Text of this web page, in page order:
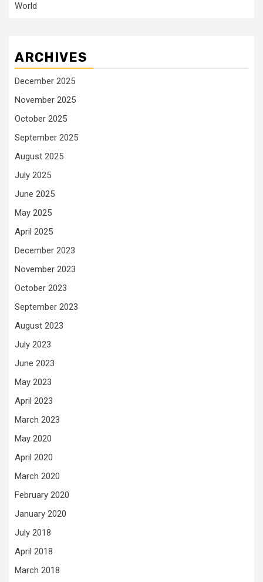
World
ARCHIVES
December 2025
November 2025
October 2025
September 2025
August 2025
July 2025
June 2025
May 2025
April 2025
December 2023
November 2023
October 2023
September 2023
August 2023
July 2023
June 2023
May 2023
April 2023
March 2023
May 2020
April 2020
March 2020
February 2020
January 2020
July 2018
April 2018
March 2018